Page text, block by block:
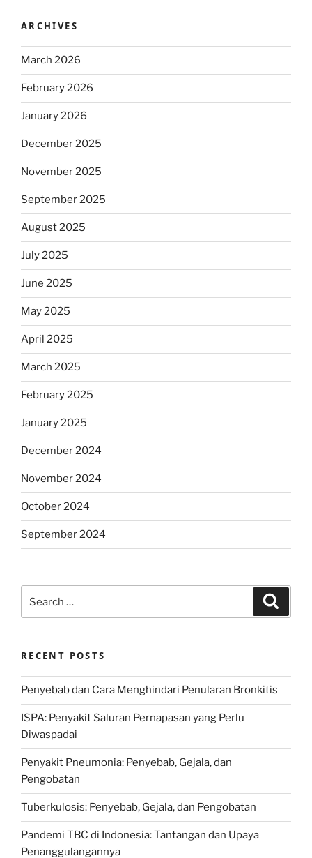
ARCHIVES
March 2026
February 2026
January 2026
December 2025
November 2025
September 2025
August 2025
July 2025
June 2025
May 2025
April 2025
March 2025
February 2025
January 2025
December 2024
November 2024
October 2024
September 2024
for:
RECENT POSTS
Penyebab dan Cara Menghindari Penularan Bronkitis
ISPA: Penyakit Saluran Pernapasan yang Perlu
Diwaspadai
Penyakit Pneumonia: Penyebab, Gejala, dan
Pengobatan
Tuberkulosis: Penyebab, Gejala, dan Pengobatan
Pandemi TBC di Indonesia: Tantangan dan Upaya
Penanggulangannya